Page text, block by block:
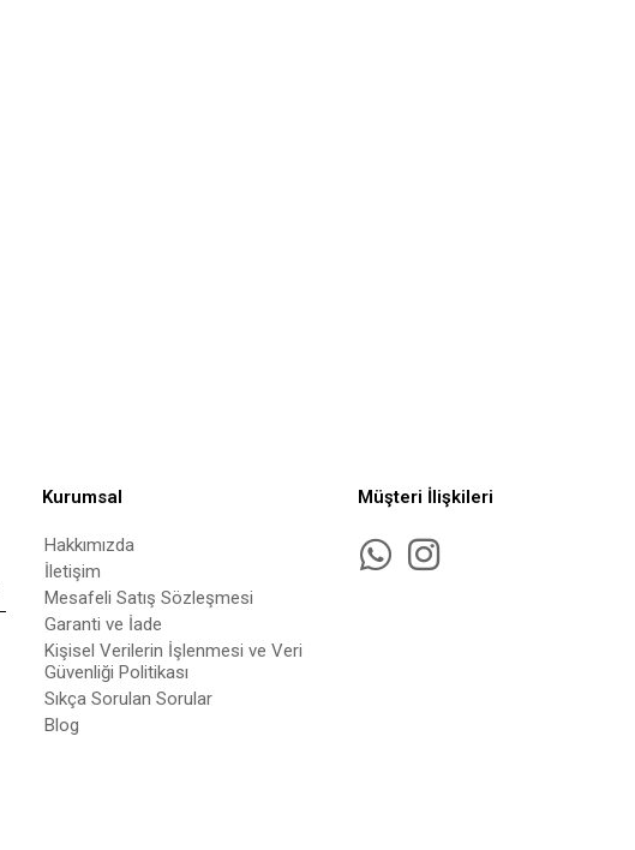
Kurumsal
Hakkımızda
İletişim
Mesafeli Satış Sözleşmesi
Garanti ve İade
Kişisel Verilerin İşlenmesi ve Veri
Güvenliği Politikası
Sıkça Sorulan Sorular
Blog
Müşteri İlişkileri